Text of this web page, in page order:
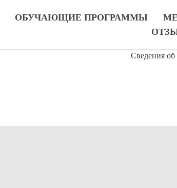
ОБУЧАЮЩИЕ ПРОГРАММЫ
Сведения об